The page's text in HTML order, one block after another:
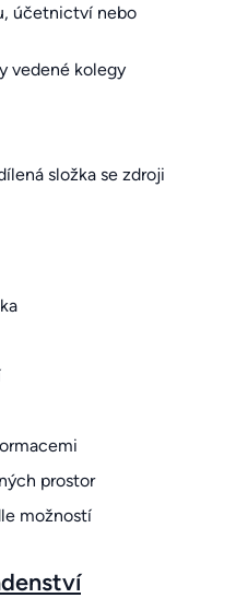
účetnictví nebo
vedené kolegy
složka se zdroji
prostor
možností